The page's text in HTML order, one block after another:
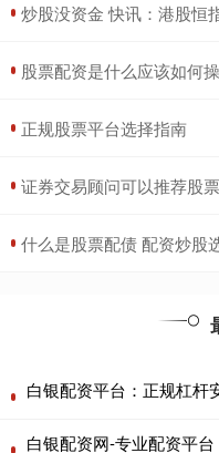
炒股没资金 快讯：港股恒指
股票配资是什么应该如何操作 国
​正规股票平台选择指南
证券交易顾问可以推荐股票吗
什么是股票配债 配资炒股
白银配资平台：正规杠杆
白银配资网-专业配资平台